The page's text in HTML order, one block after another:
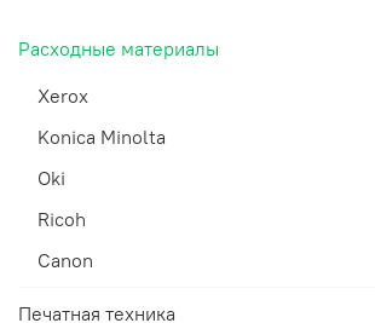
Расходные материалы
Xerox
Konica Minolta
Oki
Ricoh
Canon
Печатная техника